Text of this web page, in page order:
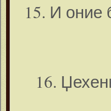
15. И оние
16.